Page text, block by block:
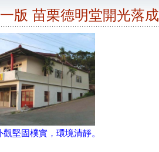
版 苗栗德明堂開光落成
堅固樸實，環境清靜。